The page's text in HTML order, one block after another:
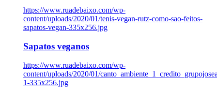
https://www.ruadebaixo.com/wp-
content/uploads/2020/01/tenis-vegan-rutz-como-sao-feitos-
sapatos-vegan-335x256.jpg
Sapatos veganos
https://www.ruadebaixo.com/wp-
content/uploads/2020/01/
1-335x256.jpg